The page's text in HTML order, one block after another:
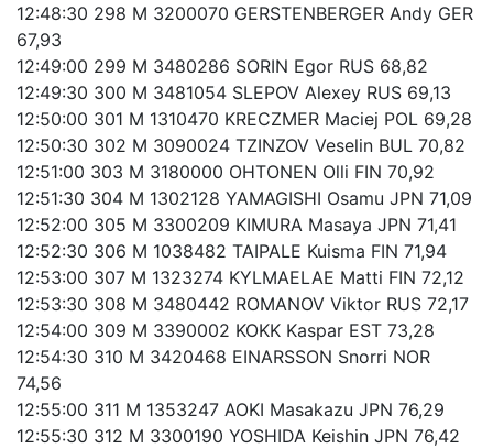
12:48:30 298 M 3200070 GERSTENBERGER Andy GER
67,93
12:49:00 299 M 3480286 SORIN Egor RUS 68,82
12:49:30 300 M 3481054 SLEPOV Alexey RUS 69,13
12:50:00 301 M 1310470 KRECZMER Maciej POL 69,28
12:50:30 302 M 3090024 TZINZOV Veselin BUL 70,82
12:51:00 303 M 3180000 OHTONEN Olli FIN 70,92
12:51:30 304 M 1302128 YAMAGISHI Osamu JPN 71,09
12:52:00 305 M 3300209 KIMURA Masaya JPN 71,41
12:52:30 306 M 1038482 TAIPALE Kuisma FIN 71,94
12:53:00 307 M 1323274 KYLMAELAE Matti FIN 72,12
12:53:30 308 M 3480442 ROMANOV Viktor RUS 72,17
12:54:00 309 M 3390002 KOKK Kaspar EST 73,28
12:54:30 310 M 3420468 EINARSSON Snorri NOR
74,56
12:55:00 311 M 1353247 AOKI Masakazu JPN 76,29
12:55:30 312 M 3300190 YOSHIDA Keishin JPN 76,42